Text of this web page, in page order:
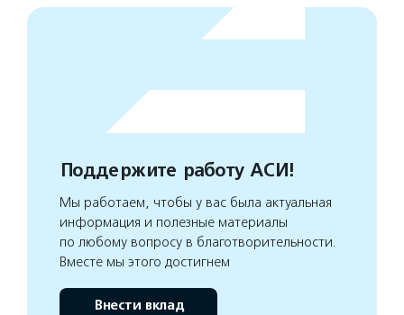
Поддержите работу АСИ!
Мы работаем, чтобы у вас была актуальная
информация и полезные материалы
по любому вопросу в благотворительности.
Вместе мы этого достигнем
Внести вклад